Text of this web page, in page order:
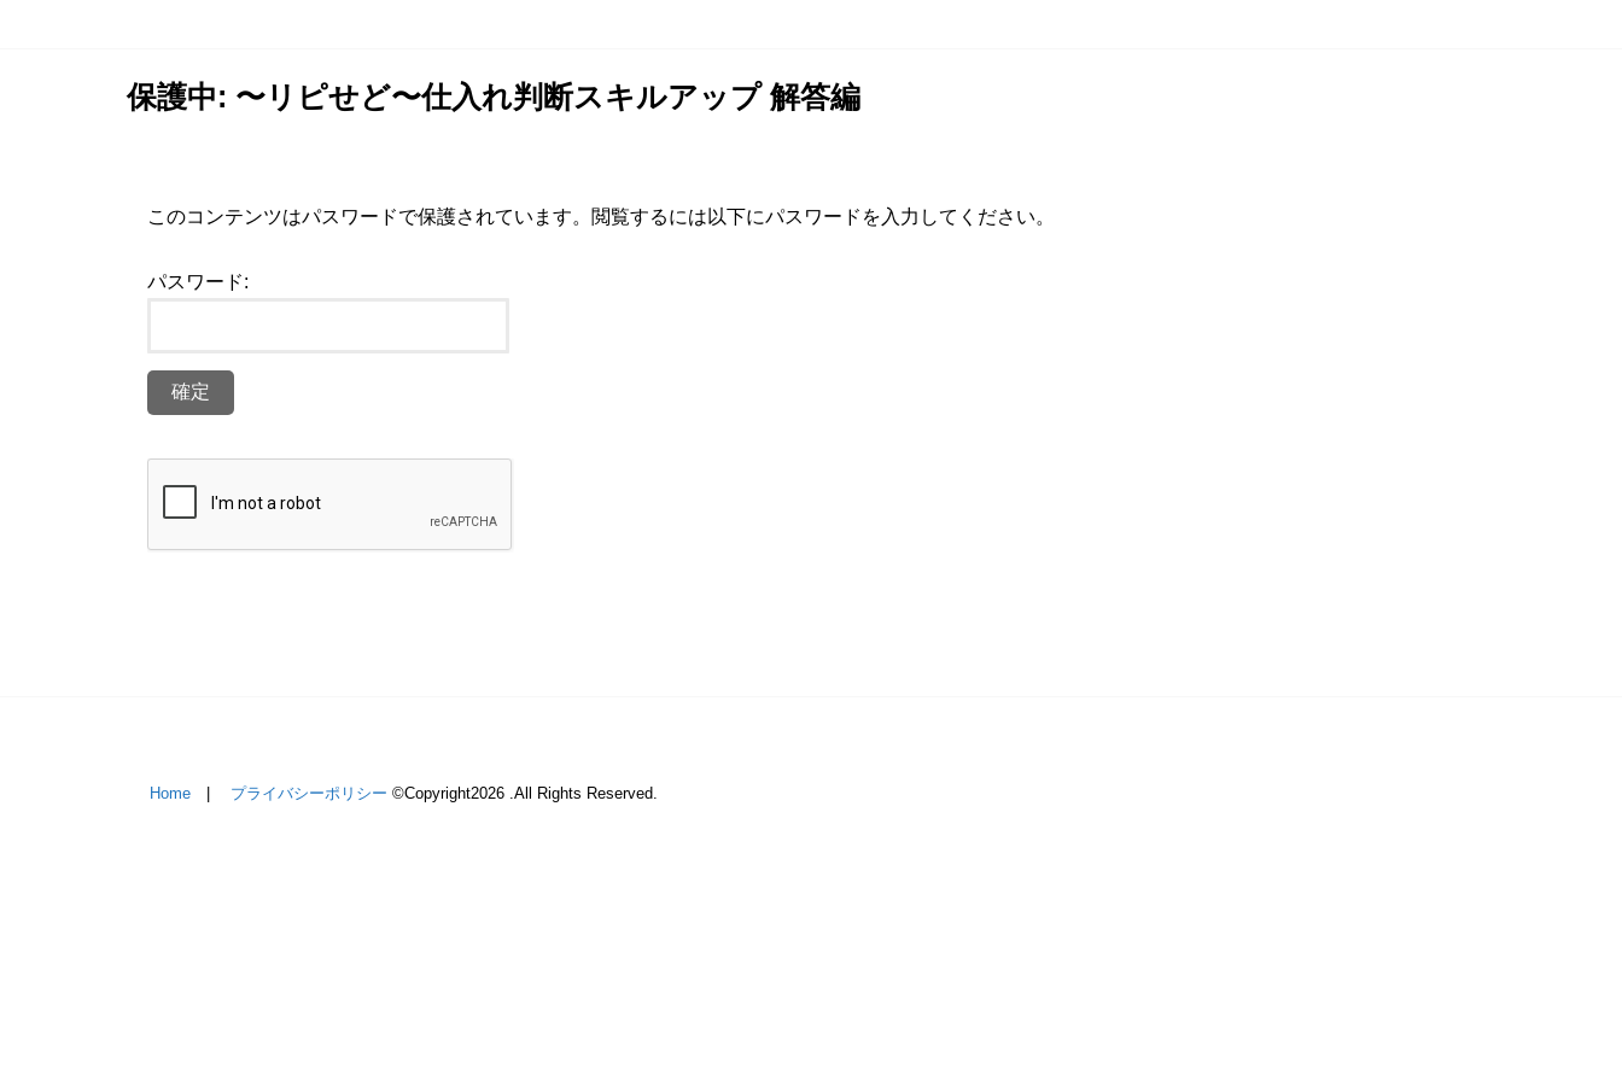
保護中: 〜リピせど〜仕入れ判断スキルアップ 解答編
このコンテンツはパスワードで保護されています。閲覧するには以下にパスワードを入力してください。
パスワード:
Home プライバシーポリシー ©Copyright2026 .All Rights Reserved.